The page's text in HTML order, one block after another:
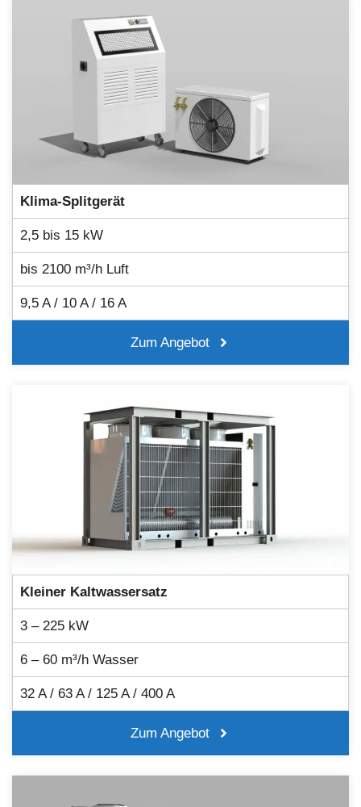
Klima-Splitgerät
2,5 bis 15 kW
bis 2100 m³/h Luft
9,5 A / 10 A / 16 A
Zum Angebot
Kleiner Kaltwassersatz
3 – 225 kW
6 – 60 m³/h Wasser
32 A / 63 A / 125 A / 400 A
Zum Angebot